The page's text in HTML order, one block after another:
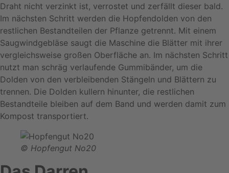
Draht nicht verzinkt ist, verrostet und zerfällt dieser bald.
Im nächsten Schritt werden die Hopfendolden von den
restlichen Bestandteilen der Pflanze getrennt. Mit einem
Saugwindgebläse saugt die Maschine die Blätter mit ihrer
vergleichsweise großen Oberfläche an. Im nächsten Schritt
nutzt man schräg verlaufende Gummibänder, um die
Dolden von den verbleibenden Stängeln und Blättern zu
trennen. Die Dolden kullern hinunter, die restlichen
Bestandteile bleiben auf dem Band und werden damit zum
Kompost transportiert.
© Hopfengut No20